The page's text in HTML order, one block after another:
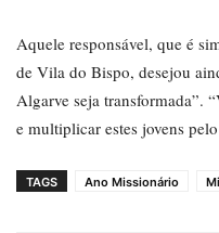
Aquele responsável, que é
de Vila do Bispo, desejou
Algarve seja transformada”.
e multiplicar estes jovens
TAGS Ano Missionário